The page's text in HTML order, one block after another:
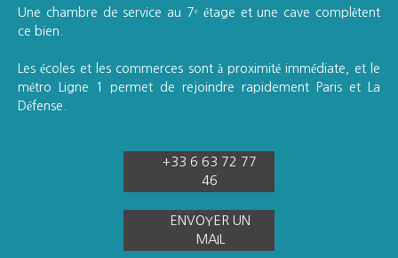
Une chambre de service au 7ᵉ étage et une cave complètent
ce bien.
Les écoles et les commerces sont à proximité immédiate, et le
métro Ligne 1 permet de rejoindre rapidement Paris et La
Défense.
+33 6 63 72 77
46
ENVOYER UN
MAIL